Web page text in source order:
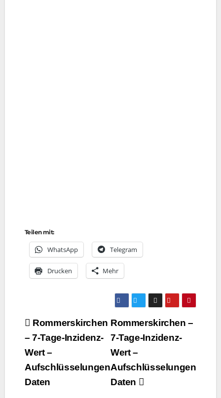
Teilen mit:
Whats­App Tele­gram
Dru­cken Mehr
Beitragsnavigation
Rommerskirchen –
7‑Tage-Inzidenz-
Wert –
Aufschlüsselungen
Daten
Rommerskirchen
– 7‑Tage-Inzidenz-
Wert –
Aufschlüsselungen
Daten